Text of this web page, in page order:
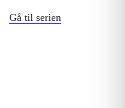
Gå til serien